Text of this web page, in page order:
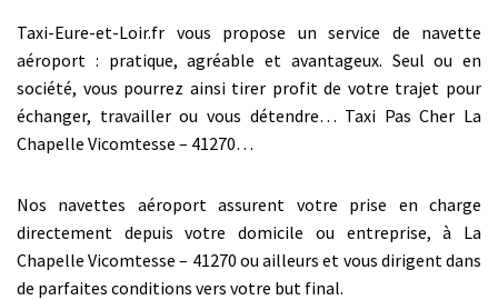
Taxi-Eure-et-Loir.fr vous propose un service de navette
aéroport : pratique, agréable et avantageux. Seul ou en
société, vous pourrez ainsi tirer profit de votre trajet pour
échanger, travailler ou vous détendre… Taxi Pas Cher La
Chapelle Vicomtesse – 41270…
Nos navettes aéroport assurent votre prise en charge
directement depuis votre domicile ou entreprise, à La
Chapelle Vicomtesse – 41270 ou ailleurs et vous dirigent dans
de parfaites conditions vers votre but final.